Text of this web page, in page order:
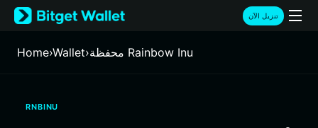
English
日本語
Русский
Italiano
تنزيل الآن
Home›Wallet› محفظة Rainbow Inu
RNBINU